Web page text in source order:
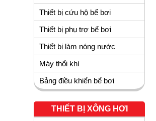
Thiết bị cứu hộ bể bơi
Thiết bị phụ trợ bể bơi
Thiết bị làm nóng nước
Máy thổi khí
Bảng điều khiển bể bơi
THIẾT BỊ XÔNG HƠI